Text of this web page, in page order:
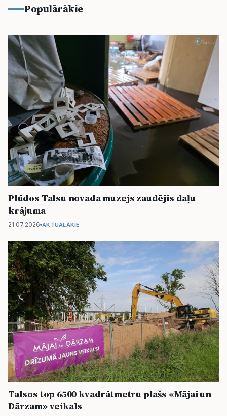
Facebook Instagram
E-avīze Abonē
Populārākie
Plūdos Talsu novada muzejs zaudējis daļu
krājuma
21.07.2026 AKTUĀLĀKIE
Talsos top 6500 kvadrātmetru plašs «Mājai un
Dārzam» veikals